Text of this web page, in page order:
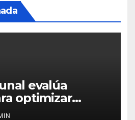
evalúa
optimizar